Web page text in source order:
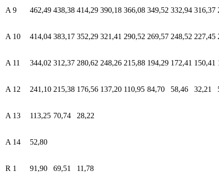
A 9 462,49 438,38 414,29 390,18 366,08 349,52 332,94 316,37
A 10 414,04 383,17 352,29 321,41 290,52 269,57 248,52 227,45
A 11 344,02 312,37 280,62 248,26 215,88 194,29 172,41 150,41
A 12 241,10 215,38 176,56 137,20 110,95 84,70 58,46 32,21
A 13 113,25 70,74 28,22
A 14 52,80
R 1 91,90 69,51 11,78